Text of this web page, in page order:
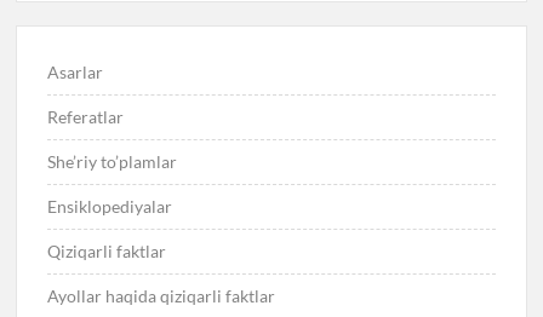
Asarlar
Referatlar
She’riy to’plamlar
Ensiklopediyalar
Qiziqarli faktlar
Ayollar haqida qiziqarli faktlar